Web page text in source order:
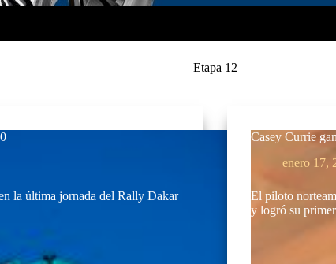
Etapa 12
la última jornada del Rally Dakar
Casey Currie
enero 17,
El piloto
y logró su